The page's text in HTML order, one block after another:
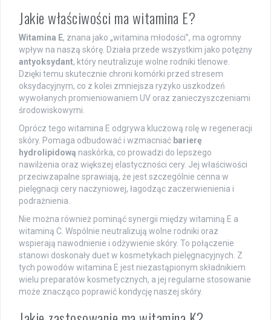
Jakie właściwości ma witamina E?
Witamina E, znana jako „witamina młodości”, ma ogromny
wpływ na naszą skórę. Działa przede wszystkim jako potężny
antyoksydant, który neutralizuje wolne rodniki tlenowe.
Dzięki temu skutecznie chroni komórki przed stresem
oksydacyjnym, co z kolei zmniejsza ryzyko uszkodzeń
wywołanych promieniowaniem UV oraz zanieczyszczeniami
środowiskowymi.
Oprócz tego witamina E odgrywa kluczową rolę w regeneracji
skóry. Pomaga odbudować i wzmacniać barierę
hydrolipidową naskórka, co prowadzi do lepszego
nawilżenia oraz większej elastyczności cery. Jej właściwości
przeciwzapalne sprawiają, że jest szczególnie cenna w
pielęgnacji cery naczyniowej, łagodząc zaczerwienienia i
podrażnienia.
Nie można również pominąć synergii między witaminą E a
witaminą C. Wspólnie neutralizują wolne rodniki oraz
wspierają nawodnienie i odżywienie skóry. To połączenie
stanowi doskonały duet w kosmetykach pielęgnacyjnych. Z
tych powodów witamina E jest niezastąpionym składnikiem
wielu preparatów kosmetycznych, a jej regularne stosowanie
może znacząco poprawić kondycję naszej skóry.